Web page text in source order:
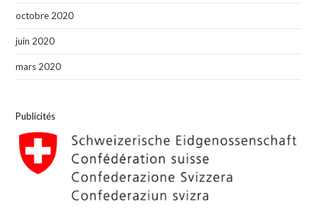
octobre 2020
juin 2020
mars 2020
Publicités